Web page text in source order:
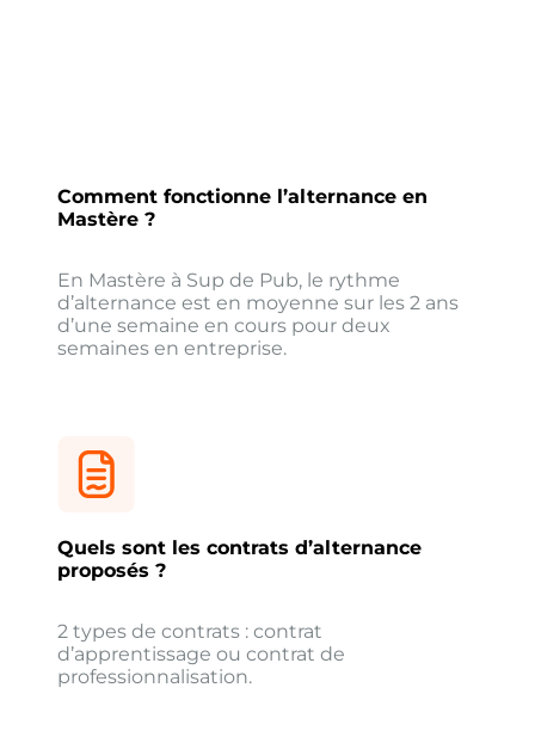
Comment fonctionne l’alternance en
Mastère ?
En Mastère à Sup de Pub, le rythme
d’alternance est en moyenne sur les 2 ans
d’une semaine en cours pour deux
semaines en entreprise.
Quels sont les contrats d’alternance
proposés ?
2 types de contrats : contrat
d’apprentissage ou contrat de
professionnalisation.